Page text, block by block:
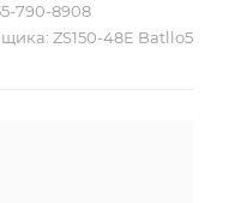
790-8908
ZS150-48E Batllo5